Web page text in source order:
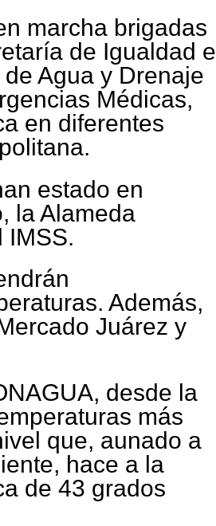
marcha brigadas
de Igualdad e
Agua y Drenaje
Médicas,
en diferentes
estado en
la Alameda
IMSS.
Además,
Juárez y
desde la
más
que, aunado a
hace a la
de 43 grados